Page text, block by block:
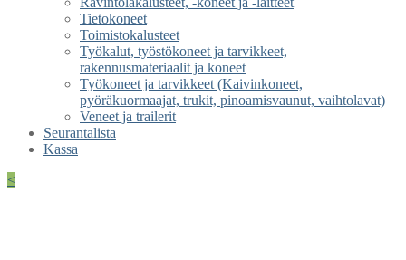
Tietokoneet
Toimistokalusteet
Työkalut, työstökoneet ja tarvikkeet,
rakennusmateriaalit ja koneet
Työkoneet ja tarvikkeet (Kaivinkoneet,
pyöräkuormaajat, trukit, pinoamisvaunut, vaihtolavat)
Veneet ja trailerit
Seurantalista
Kassa
<